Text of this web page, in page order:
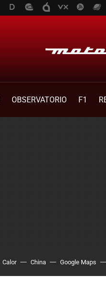
OBSERVATORIO F1
Calor China Google Maps